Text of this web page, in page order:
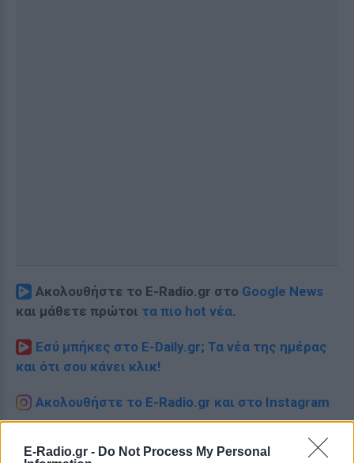
E-Radio.gr - Do Not Process My Personal
Ακολουθήστε το E-Radio.gr στο Google News
και μάθετε πρώτοι τα πιο hot νέα.
Εσύ μπήκες στο E-Daily.gr; Τα νέα της ημέρας
και ότι σου κάνει κλικ!
Ακολουθήστε το E-Radio.gr και στο Instagram